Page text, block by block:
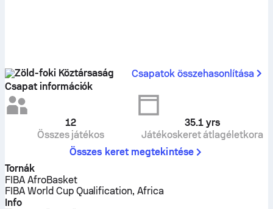
Zöld-foki Köztársaság
Csapatok összehasonlítása
Csapat információk
12
Összes játékos
35.1 yrs
Játékoskeret átlagéletkora
Összes keret megtekintése
Tornák
FIBA AfroBasket
FIBA World Cup Qualification, Africa
Info